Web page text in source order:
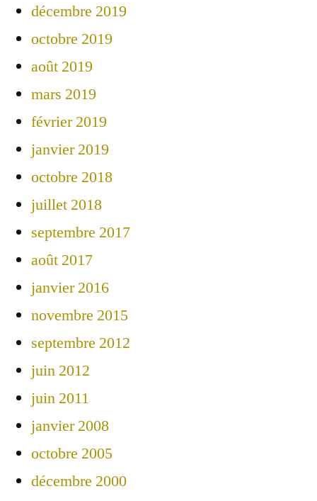
décembre 2019
octobre 2019
août 2019
mars 2019
février 2019
janvier 2019
octobre 2018
juillet 2018
septembre 2017
août 2017
janvier 2016
novembre 2015
septembre 2012
juin 2012
juin 2011
janvier 2008
octobre 2005
décembre 2000